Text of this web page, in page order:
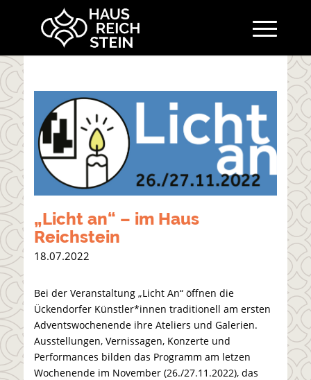
„Licht an“ – im Haus
Reichstein
18.07.2022
Bei der Veranstaltung „Licht An“ öffnen die
Ückendorfer Künstler*innen traditionell am ersten
Adventswochenende ihre Ateliers und Galerien.
Ausstellungen, Vernissagen, Konzerte und
Performances bilden das Programm am letzen
Wochenende im November (26./27.11.2022), das